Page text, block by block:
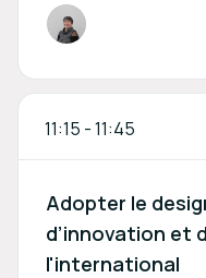
11:15 -11:45
Adopter le
d’innovation et
l'international